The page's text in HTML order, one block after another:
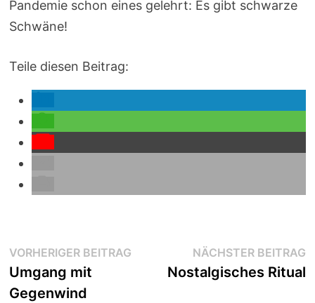
Pandemie schon eines gelehrt: Es gibt schwarze
Schwäne!
Teile diesen Beitrag:
Beitragsnavigation
VORHERIGER BEITRAG Vorheriger
Beitrag:
Umgang mit
Gegenwind
NÄCHSTER BEITRAG
Nostalgisches Ritual